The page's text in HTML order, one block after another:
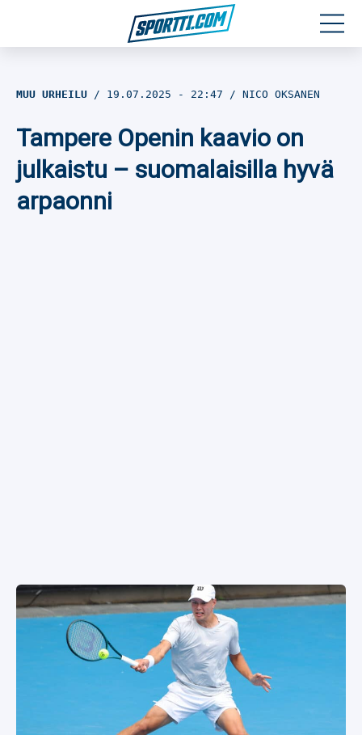
Jalkapallo
Yleisurheilu
MUU URHEILU 19.07.2025 - 22:47 NICO OKSANEN
Tampere Openin kaavio on
julkaistu – suomalaisilla hyvä
arpaonni